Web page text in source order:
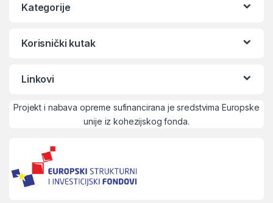
Kategorije
Korisnički kutak
Linkovi
Projekt i nabava opreme sufinancirana je sredstvima Europske
unije iz kohezijskog fonda.